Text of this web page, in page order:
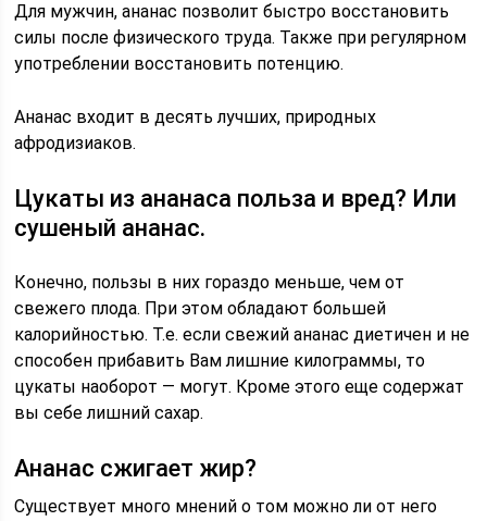
Для мужчин, ананас позволит быстро восстановить
силы после физического труда. Также при регулярном
употреблении восстановить потенцию.
Ананас входит в десять лучших, природных
афродизиаков.
Цукаты из ананаса польза и вред? Или
сушеный ананас.
Конечно, пользы в них гораздо меньше, чем от
свежего плода. При этом обладают большей
калорийностью. Т.е. если свежий ананас диетичен и не
способен прибавить Вам лишние килограммы, то
цукаты наоборот — могут. Кроме этого еще содержат
вы себе лишний сахар.
Ананас сжигает жир?
Существует много мнений о том можно ли от него